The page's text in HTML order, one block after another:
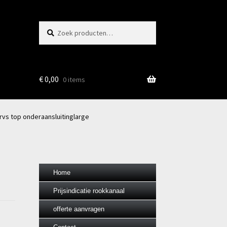
naar:
€0,00 0 items
rvs top onderaansluitinglarge
Home
Prijsindicatie rookkanaal
offerte aanvragen